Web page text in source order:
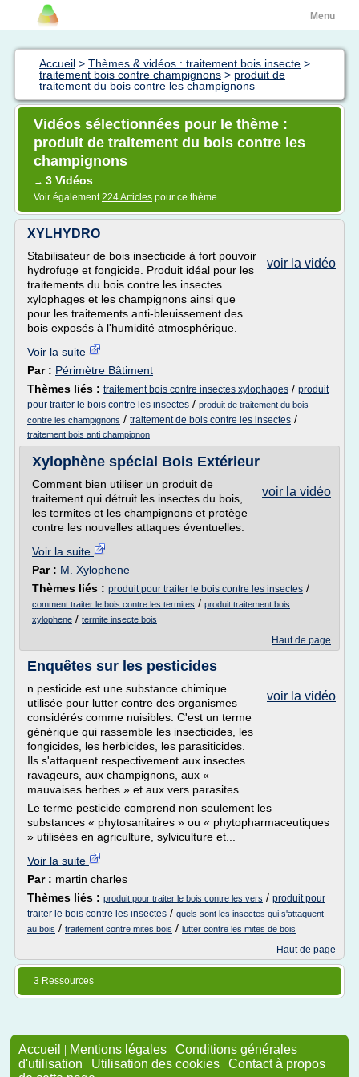
Menu
Accueil > Thèmes & vidéos : traitement bois insecte >
traitement bois contre champignons > produit de
traitement du bois contre les champignons
Vidéos sélectionnées pour le thème :
produit de traitement du bois contre les
champignons
→ 3 Vidéos
Voir également224 Articles pour ce thème
XYLHYDRO
voir la vidéo
Stabilisateur de bois insecticide à fort pouvoir
hydrofuge et fongicide. Produit idéal pour les
traitements du bois contre les insectes
xylophages et les champignons ainsi que
pour les traitements anti-bleuissement des
bois exposés à l'humidité atmosphérique.
Voir la suite
Par : Périmètre Bâtiment
Thèmes liés : traitement bois contre insectes xylophages / produit
pour traiter le bois contre les insectes / produit de traitement du bois
contre les champignons / traitement de bois contre les insectes /
traitement bois anti champignon
Xylophène spécial Bois Extérieur
voir la vidéo
Comment bien utiliser un produit de
traitement qui détruit les insectes du bois,
les termites et les champignons et protège
contre les nouvelles attaques éventuelles.
Voir la suite
Par : M. Xylophene
Thèmes liés : produit pour traiter le bois contre les insectes /
comment traiter le bois contre les termites / produit traitement bois
xylophene / termite insecte bois
Haut de page
Enquêtes sur les pesticides
voir la vidéo
n pesticide est une substance chimique
utilisée pour lutter contre des organismes
considérés comme nuisibles. C'est un terme
générique qui rassemble les insecticides, les
fongicides, les herbicides, les parasiticides.
Ils s'attaquent respectivement aux insectes
ravageurs, aux champignons, aux «
mauvaises herbes » et aux vers parasites.
Le terme pesticide comprend non seulement les
substances « phytosanitaires » ou « phytopharmaceutiques
» utilisées en agriculture, sylviculture et...
Voir la suite
Par : martin charles
Thèmes liés : produit pour traiter le bois contre les vers / produit pour
traiter le bois contre les insectes / quels sont les insectes qui s'attaquent
au bois / traitement contre mites bois / lutter contre les mites de bois
Haut de page
3 Ressources
Accueil | Mentions légales | Conditions générales
d'utilisation | Utilisation des cookies | Contact à propos